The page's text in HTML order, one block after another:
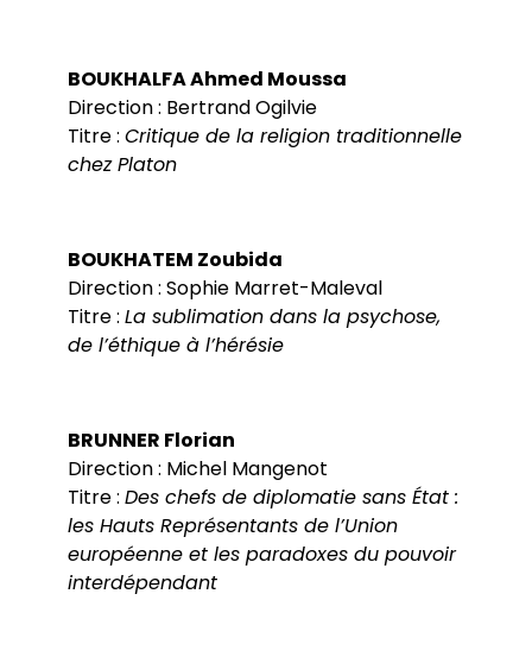
BOUKHALFA Ahmed Moussa
Direction : Bertrand Ogilvie
Titre : Critique de la religion traditionnelle
chez Platon
BOUKHATEM Zoubida
Direction : Sophie Marret-Maleval
Titre : La sublimation dans la psychose,
de l’éthique à l’hérésie
BRUNNER Florian
Direction : Michel Mangenot
Titre : Des chefs de diplomatie sans État :
les Hauts Représentants de l’Union
européenne et les paradoxes du pouvoir
interdépendant